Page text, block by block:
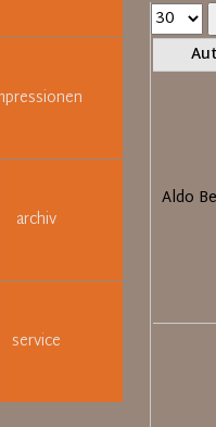
archiv
service
pro
Seite
Aldo